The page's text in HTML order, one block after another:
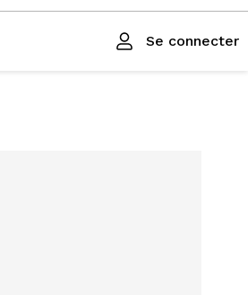
Se connecter